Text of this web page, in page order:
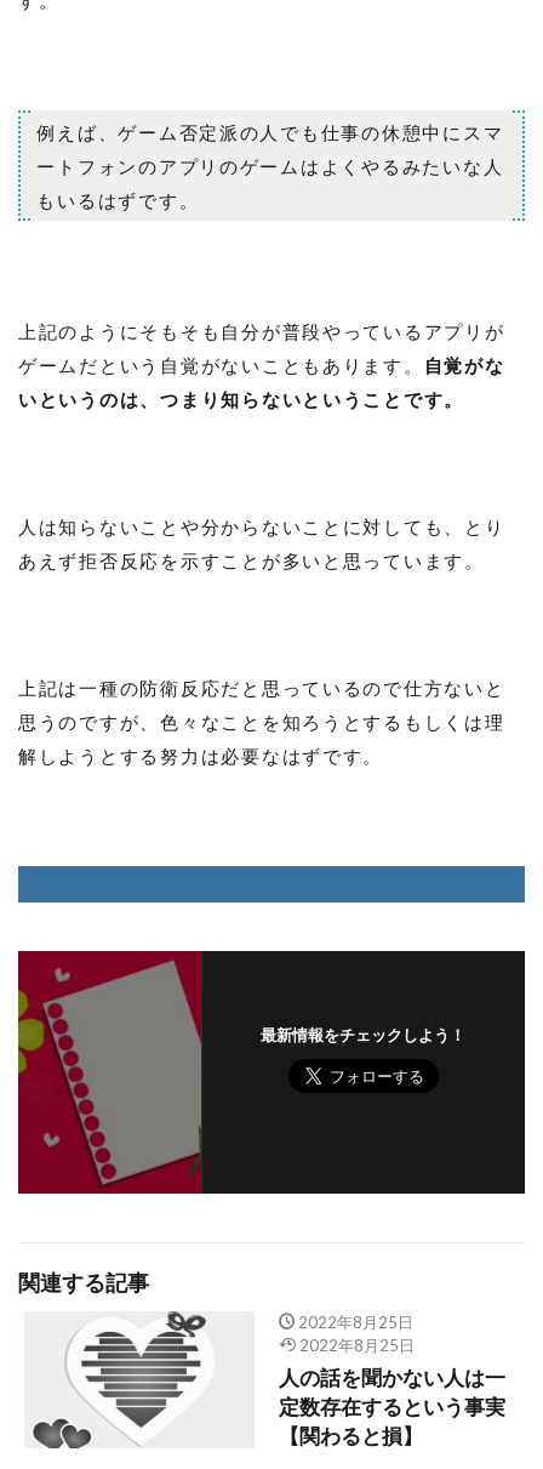
例えば、ゲーム否定派の人でも仕事の休憩中にスマ
ートフォンのアプリのゲームはよくやるみたいな人
もいるはずです。
上記のようにそもそも自分が普段やっているアプリが
ゲームだという自覚がないこともあります。
自覚がな
いというのは、つまり知らないということです。
人は知らないことや分からないことに対しても、とり
あえず拒否反応を示すことが多いと思っています。
上記は一種の防衛反応だと思っているので仕方ないと
思うのですが、色々なことを知ろうとするもしくは理
解しようとする努力は必要なはずです。
最新情報をチェックしよう！
関連する記事
2022年8月25日
2022年8月25日
人の話を聞かない人は一
定数存在するという事実
【関わると損】